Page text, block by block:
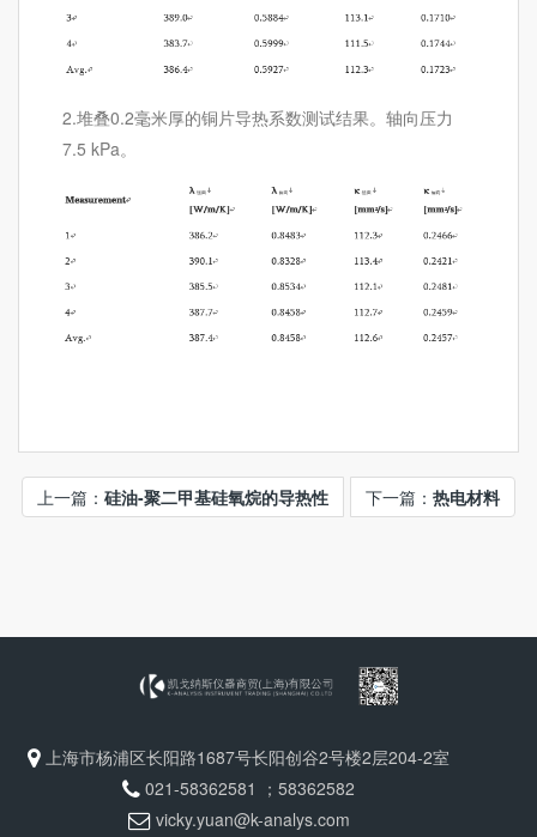
2.堆叠0.2毫米厚的铜片导热系数测试结果。轴向压力
7.5 kPa。
上一篇： 硅油-聚二甲基硅氧烷的导热性 下一篇： 热电材料
上海市杨浦区长阳路1687号长阳创谷2号楼2层204-2室
021-58362581 ；58362582
vicky.yuan@k-analys.com